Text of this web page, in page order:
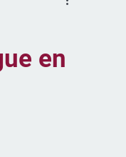
Historias que inspiran
en